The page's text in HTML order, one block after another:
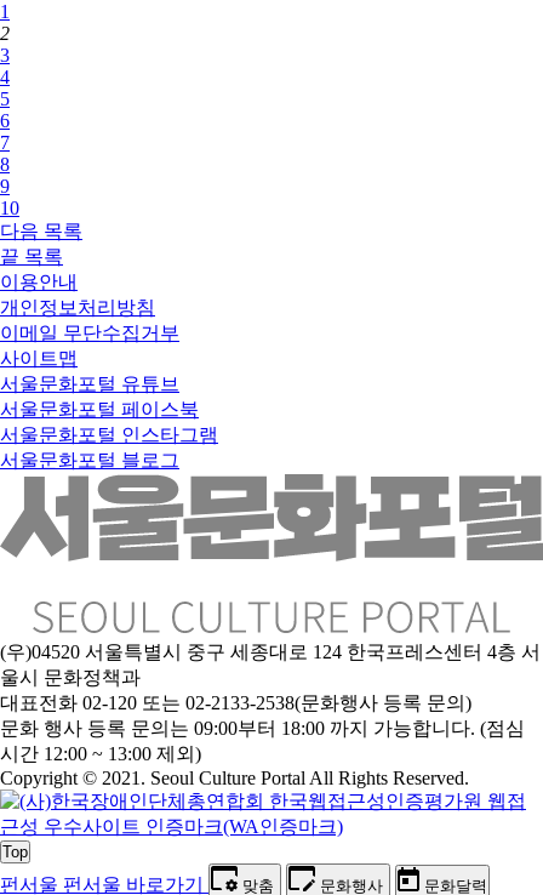
1
2
3
4
5
6
7
8
9
10
다음 목록
끝 목록
이용안내
개인정보처리방침
이메일 무단수집거부
사이트맵
서울문화포털 유튜브
서울문화포털 페이스북
서울문화포털 인스타그램
서울문화포털 블로그
(우)04520 서울특별시 중구 세종대로 124 한국프레스센터 4층 서
울시 문화정책과
대표전화 02-120 또는 02-2133-2538(문화행사 등록 문의)
문화 행사 등록 문의는 09:00부터 18:00 까지 가능합니다. (점심
시간 12:00 ~ 13:00 제외)
Copyright © 2021. Seoul Culture Portal All Rights Reserved.
Top
펀서울 펀서울 바로가기 맞춤 문화행사 문화달력